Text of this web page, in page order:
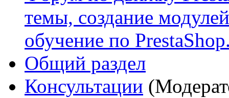
темы, создание
обучение по
Общий раздел
Консультации